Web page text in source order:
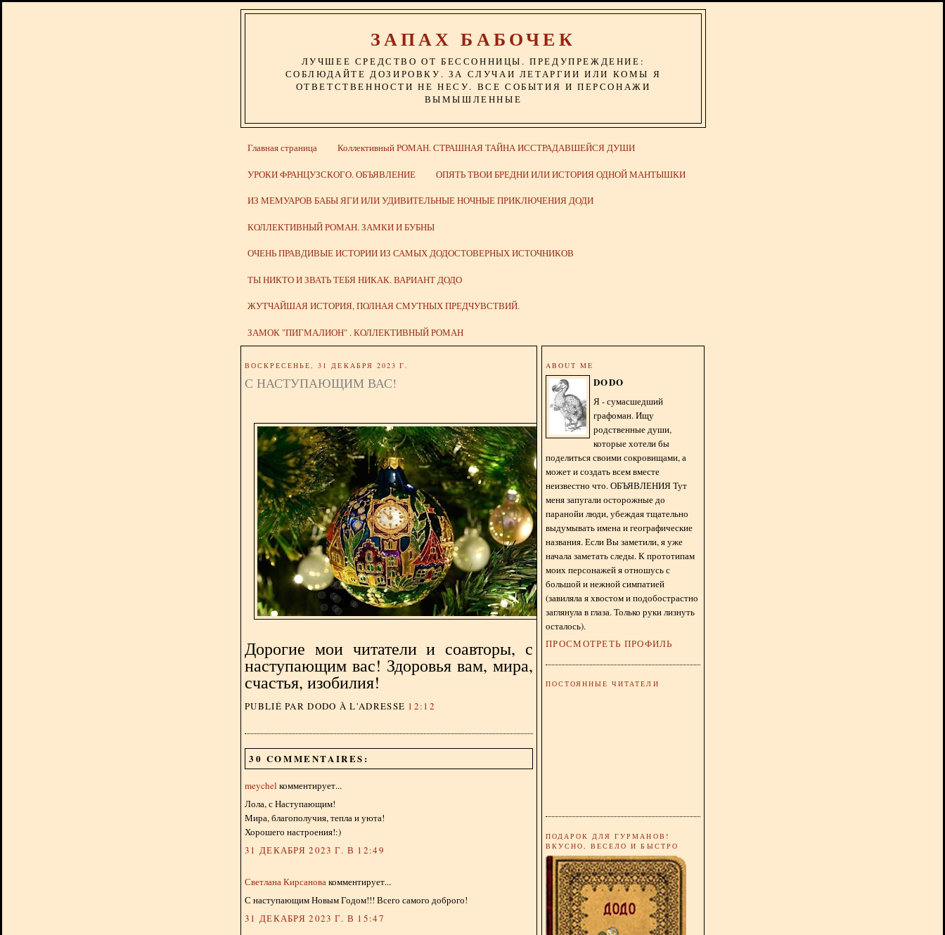
ЗАПАХ БАБОЧЕК
ЛУЧШЕЕ СРЕДСТВО ОТ БЕССОННИЦЫ. ПРЕДУПРЕЖДЕНИЕ:
СОБЛЮДАЙТЕ ДОЗИРОВКУ. ЗА СЛУЧАИ ЛЕТАРГИИ ИЛИ КОМЫ Я
ОТВЕТСТВЕННОСТИ НЕ НЕСУ. ВСЕ СОБЫТИЯ И ПЕРСОНАЖИ
ВЫМЫШЛЕННЫЕ
Главная страница Коллективный РОМАН. СТРАШНАЯ ТАЙНА ИССТРАДАВШЕЙСЯ ДУШИ
УРОКИ ФРАНЦУЗСКОГО. ОБЪЯВЛЕНИЕ ОПЯТЬ ТВОИ БРЕДНИ ИЛИ ИСТОРИЯ ОДНОЙ МАНТЫШКИ
ИЗ МЕМУАРОВ БАБЫ ЯГИ ИЛИ УДИВИТЕЛЬНЫЕ НОЧНЫЕ ПРИКЛЮЧЕНИЯ ДОДИ
КОЛЛЕКТИВНЫЙ РОМАН. ЗАМКИ И БУБНЫ
ОЧЕНЬ ПРАВДИВЫЕ ИСТОРИИ ИЗ САМЫХ ДОДОСТОВЕРНЫХ ИСТОЧНИКОВ
ТЫ НИКТО И ЗВАТЬ ТЕБЯ НИКАК. ВАРИАНТ ДОДО
ЖУТЧАЙШАЯ ИСТОРИЯ, ПОЛНАЯ СМУТНЫХ ПРЕДЧУВСТВИЙ.
ЗАМОК "ПИГМАЛИОН" . КОЛЛЕКТИВНЫЙ РОМАН
ВОСКРЕСЕНЬЕ, 31 ДЕКАБРЯ 2023 Г.
С НАСТУПАЮЩИМ ВАС!
Дорогие мои читатели и соавторы, с
наступающим вас! Здоровья вам, мира,
счастья, изобилия!
PUBLIÉ PAR DODO À L'ADRESSE 12:12
30 COMMENTAIRES:
meychel комментирует...
Лола, с Наступающим!
Мира, благополучия, тепла и уюта!
Хорошего настроения!:)
31 ДЕКАБРЯ 2023 Г. В 12:49
Светлана Кирсановакомментирует...
С наступающим Новым Годом!!! Всего самого доброго!
31 ДЕКАБРЯ 2023 Г. В 15:47
ABOUT ME
DODO
Я - сумасшедший
графоман. Ищу
родственные души,
которые хотели бы
поделиться своими сокровищами, а
может и создать всем вместе
неизвестно что. ОБЪЯВЛЕНИЯ Тут
меня запугали осторожные до
паранойи люди, убеждая тщательно
выдумывать имена и географические
названия. Если Вы заметили, я уже
начала заметать следы. К прототипам
моих персонажей я отношусь с
большой и нежной симпатией
(завиляла я хвостом и подобострастно
заглянула в глаза. Только руки лизнуть
осталось).
ПРОСМОТРЕТЬ ПРОФИЛЬ
ПОСТОЯННЫЕ ЧИТАТЕЛИ
ПОДАРОК ДЛЯ ГУРМАНОВ!
ВКУСНО, ВЕСЕЛО И БЫСТРО